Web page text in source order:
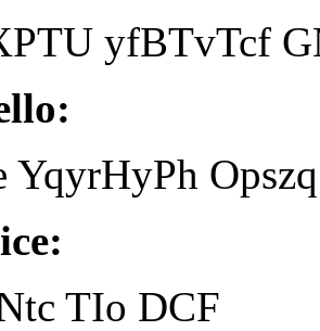
yfBTvTcf
YqyrHyPh
TIo DCF